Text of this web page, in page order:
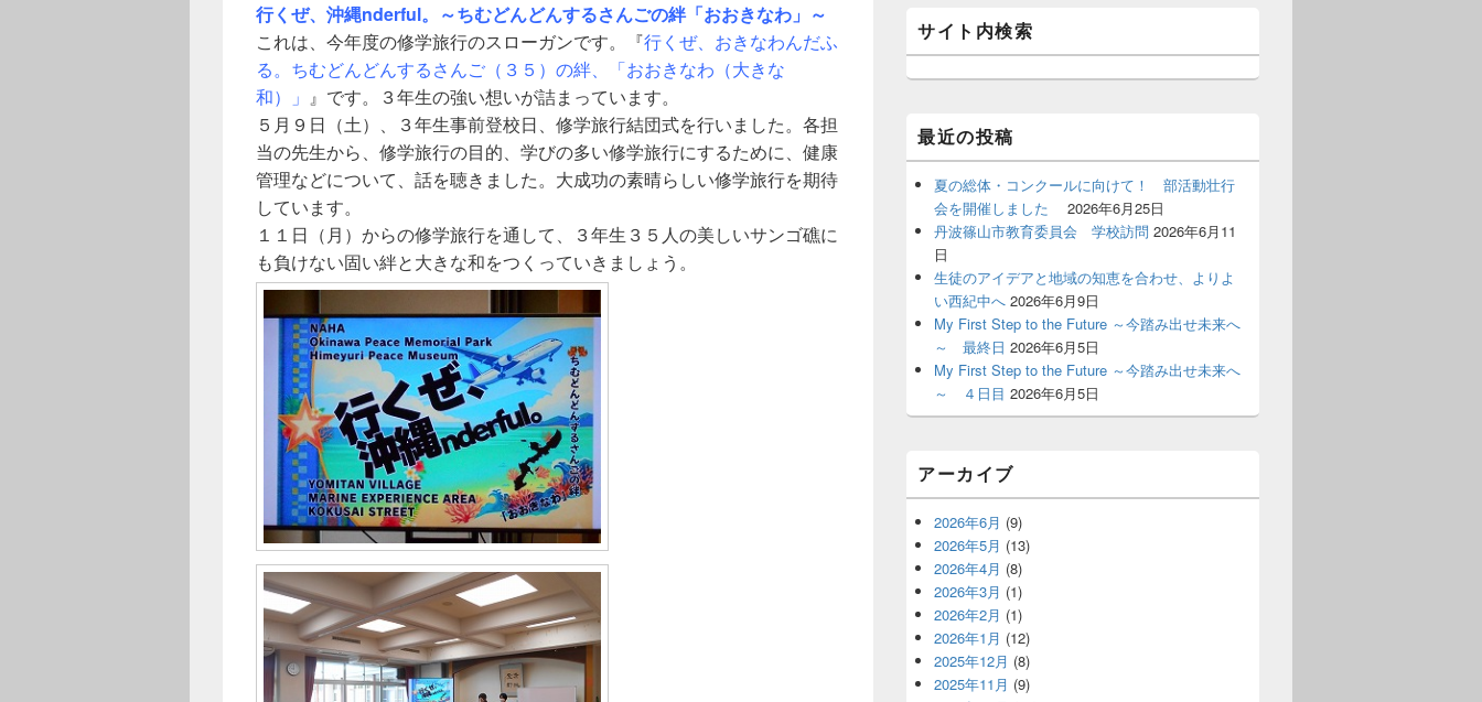
行くぜ、沖縄nderful。～ちむどんどんするさんごの絆「おおきなわ」～
これは、今年度の修学旅行のスローガンです。『行くぜ、おきなわんだふ
る。ちむどんどんするさんご（３５）の絆、「おおきなわ（大きな
和）」 』です。３年生の強い想いが詰まっています。
５月９日（土）、３年生事前登校日、修学旅行結団式を行いました。各担
当の先生から、修学旅行の目的、学びの多い修学旅行にするために、健康
管理などについて、話を聴きました。大成功の素晴らしい修学旅行を期待
しています。
１１日（月）からの修学旅行を通して、３年生３５人の美しいサンゴ礁に
も負けない固い絆と大きな和をつくっていきましょう。
ー
ィ
ジ
ト
エ
リ
サイト内検索
最近の投稿
夏の総体・コンクールに向けて！ 部活動壮行
会を開催しました
2026年6月25日
丹波篠山市教育委員会 学校訪問 2026年6月11
日
生徒のアイデアと地域の知恵を合わせ、よりよ
い西紀中へ 2026年6月9日
My First Step to the Future ～今踏み出せ未来へ
～ 最終日 2026年6月5日
My First Step to the Future ～今踏み出せ未来へ
～ ４日目 2026年6月5日
アーカイブ
2026年6月 (9)
2026年5月 (13)
2026年4月 (8)
2026年3月 (1)
2026年2月 (1)
2026年1月 (12)
2025年12月 (8)
2025年11月 (9)